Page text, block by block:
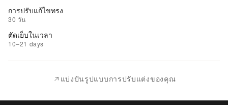
รายการ
ที่
ชอบ
การปรับแก้ไขทรง
30 วัน
ตัดเย็บในเวลา
10–21 days
แบ่งปันรูปแบบการปรับแต่งของคุณ